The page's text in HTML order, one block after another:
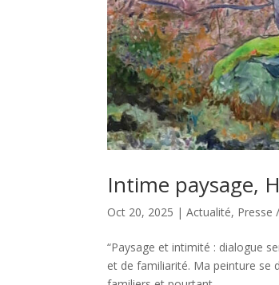
Intime paysage,
Oct 20, 2025 |Actualité, Presse
“Paysage et intimité : dialogue
et de familiarité. Ma peinture se